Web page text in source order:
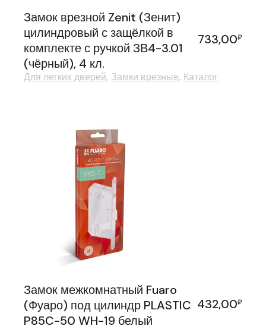
Замок врезной Zenit (Зенит)
цилиндровый с защёлкой в
комплекте с ручкой ЗВ4-3.01
(чёрный), 4 кл.
733,00₽
Для легких дверей Замки врезные Каталог
Замок межкомнатный Fuaro
(Фуаро) под цилиндр PLASTIC
P85C-50 WH-19 белый
432,00₽